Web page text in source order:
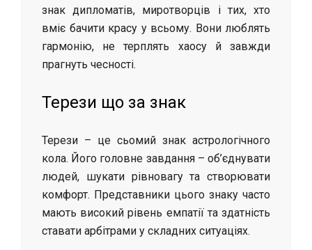
знак дипломатів, миротворців і тих, хто
вміє бачити красу у всьому. Вони люблять
гармонію, не терплять хаосу й завжди
прагнуть чесності.
Терези що за знак
Терези – це сьомий знак астрологічного
кола. Його головне завдання – об’єднувати
людей, шукати рівновагу та створювати
комфорт. Представники цього знаку часто
мають високий рівень емпатії та здатність
ставати арбітрами у складних ситуаціях.